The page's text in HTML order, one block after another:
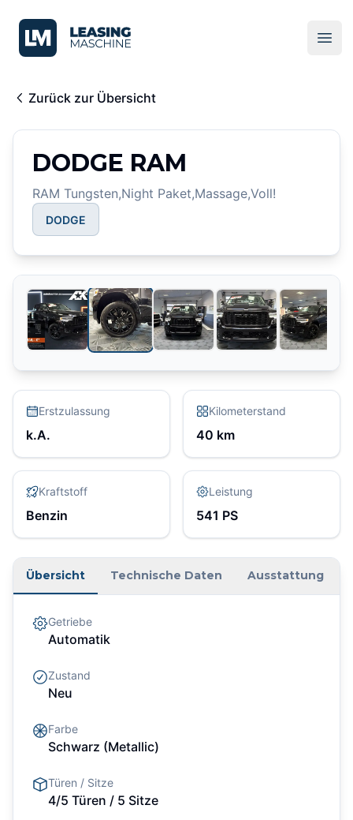
LeasingMaschine
Zurück zur Übersicht
DODGE RAM
RAM Tungsten,Night Paket,Massage,Voll!
DODGE
Erstzulassung
k.A.
Kilometerstand
40 km
Kraftstoff
Benzin
Leistung
541 PS
Übersicht Technische Daten Ausstattung
Getriebe
Automatik
Zustand
Neu
Farbe
Schwarz (Metallic)
Türen / Sitze
4/5 Türen / 5 Sitze